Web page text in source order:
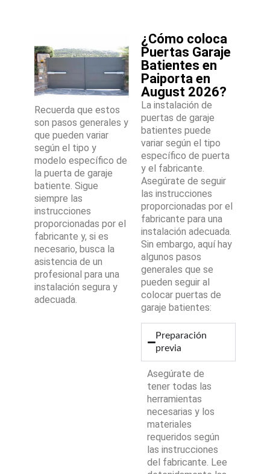
Recuerda que estos
son pasos generales y
que pueden variar
según el tipo y
modelo específico de
la puerta de garaje
batiente. Sigue
siempre las
instrucciones
proporcionadas por el
fabricante y, si es
necesario, busca la
asistencia de un
profesional para una
instalación segura y
adecuada.
¿Cómo coloca
Puertas Garaje
Batientes en
Paiporta en
August 2026?
La instalación de
puertas de garaje
batientes puede
variar según el tipo
específico de puerta
y el fabricante.
Asegúrate de seguir
las instrucciones
proporcionadas por el
fabricante para una
instalación adecuada.
Sin embargo, aquí hay
algunos pasos
generales que se
pueden seguir al
colocar puertas de
garaje batientes:
Preparación
previa
Asegúrate de
tener todas las
herramientas
necesarias y los
materiales
requeridos según
las instrucciones
del fabricante. Lee